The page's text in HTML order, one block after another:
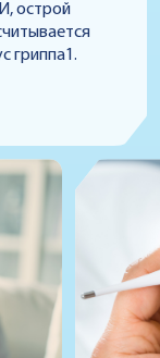
острой
гриппа1.